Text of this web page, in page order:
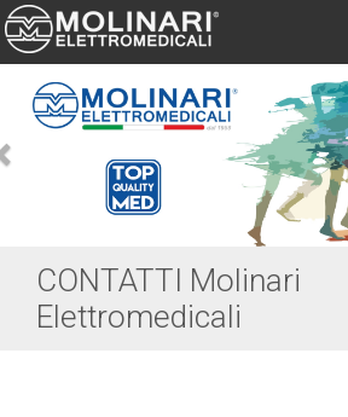
Previous
CONTATTI Molinari
Elettromedicali